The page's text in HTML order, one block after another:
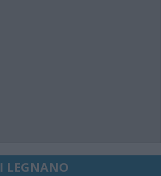
LEGNANO